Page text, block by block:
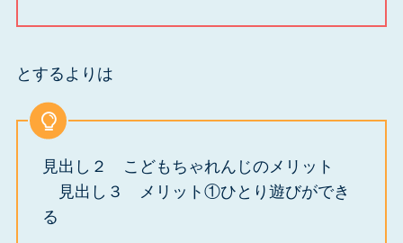
とするよりは
見出し２ こどもちゃれんじのメリット
見出し３ メリット①ひとり遊びができ
る